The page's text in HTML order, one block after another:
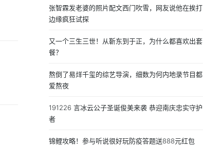
张智霖发老婆的照片配文西门吹雪，网友说他在挨打
边缘疯狂试探
又一个三生三世！从靳东到于正，为什么都喜欢出套
餐？
熬倒了易烊千玺的综艺导演，细数为何内地录节目都
爱熬夜
191226 言冰云公子圣诞俊美来袭 恭迎南庆忠实守护
者
锦鲤攻略！参与听说很好玩防疫答题送888元红包